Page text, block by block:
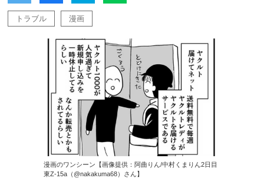
トラブル 漫画
漫画のワンシーン【画像提供：阿曲りん/中村くまりん2日目
東Z-15a（@nakakuma68）さん】